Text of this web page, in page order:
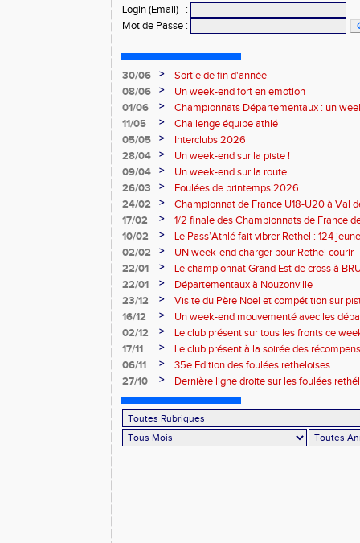
Login (Email)
:
Mot de Passe :
30/06 >
Sortie de fin d'année
08/06
>
Un week-end fort en emotion
01/06
>
Championnats Départementaux : un
performances
11/05 >
Challenge équipe athlé
05/05
>
Interclubs 2026
28/04
>
Un week-end sur la piste !
09/04
>
Un week-end sur la route
26/03
>
Foulées de printemps 2026
24/02
>
Championnat de France U18-U20 à Val
17/02
>
1/2 finale des Championnats de France
10/02
>
Le Pass’Athlé fait vibrer Rethel : 124
02/02
>
UN week-end charger pour Rethel courir
22/01
>
Le championnat Grand Est de cross à
22/01
>
Départementaux à Nouzonville
23/12
>
Visite du Père Noël et compétition sur
16/12
>
Un week-end mouvementé avec les
02/12
>
Le club présent sur tous les fronts ce
17/11
>
Le club présent à la soirée des
l’Atmosphère
06/11 >
35e Edition des foulées retheloises
27/10
> Dernière ligne droite sur les foulées